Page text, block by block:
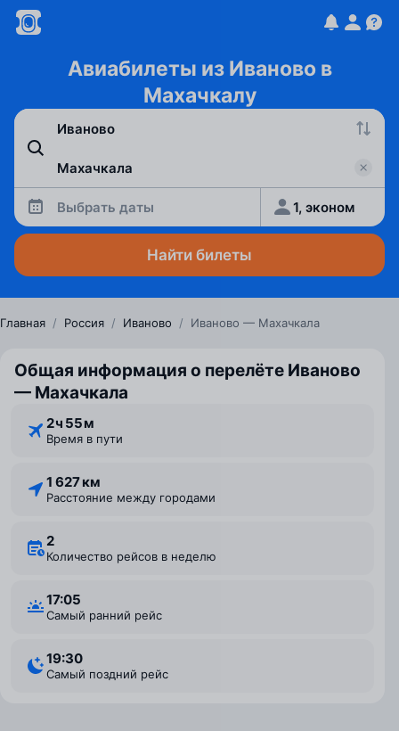
Авиабилеты из Иваново в
Махачкалу
Выбрать даты 1, эконом
Найти билеты
Главная / Россия / Иваново / Иваново — Махачкала
Общая информация о перелёте Иваново
— Махачкала
2 ⁠ч 55 ⁠м
Время в пути
1 627 км
Расстояние между городами
2
Количество рейсов в неделю
17:05
Самый ранний рейс
19:30
Самый поздний рейс